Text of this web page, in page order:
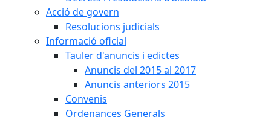
Acció de govern
Resolucions judicials
Informació oficial
Tauler d'anuncis i edictes
Anuncis del 2015 al 2017
Anuncis anteriors 2015
Convenis
Ordenances Generals